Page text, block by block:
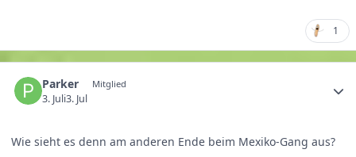
1
Parker Mitglied
3. Juli3. Jul
Wie sieht es denn am anderen Ende beim Mexiko-Gang aus?